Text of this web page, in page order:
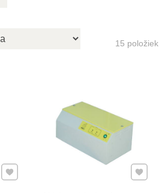
15 položiek
Pridať k Obľúbeným Pridať